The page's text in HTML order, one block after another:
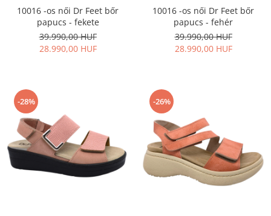
10016 -os női Dr Feet bőr
papucs - fekete
39.990,00 HUF
28.990,00 HUF
10016 -os női Dr Feet bőr
papucs - fehér
39.990,00 HUF
28.990,00 HUF
-28% -26%